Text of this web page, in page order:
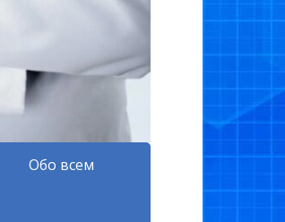
Обо всем